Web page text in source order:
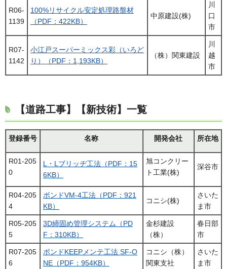
R06-
1139
100%リサイクル安定処理路盤材
（PDF：422KB）
中原建設(株)
川
口
市
R07-
1142
小江戸スーパーミックス彩（いろど
り）（PDF：1,193KB）
（株）関東建設
川
越
市
【道路工事】【新技術】一覧
登録番号 名称 開発会社 所在地
R01-205
0
L・Lブリッヂ工法（PDF：15
6KB）
旭コンクリー
ト工業(株)
深谷市
R04-205
4
ボンドVM-4工法（PDF：921
KB）
コニシ(株)
さいた
ま市
R05-205
5
3D締固め管理システム（PD
F：310KB）
金杉建設
（株）
春日部
市
R07-205
6
ボンドKEEPメンテ工法 SF-O
NE（PDF：954KB）
コニシ（株）
関東支社
さいた
ま市